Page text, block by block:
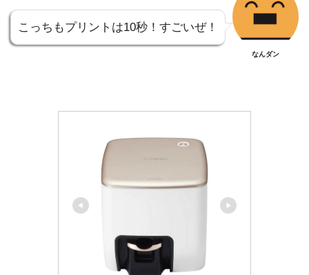
こっちもプリントは10秒！すごいぜ！
なんダン